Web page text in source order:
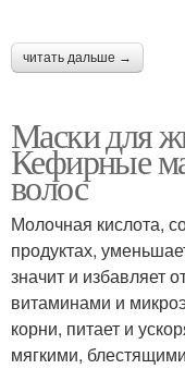
читать дальше →
Маски для
Кефирные
волос
Молочная кислота,
продуктах,
значит и избавляет
витаминами и
корни, питает и
мягкими,